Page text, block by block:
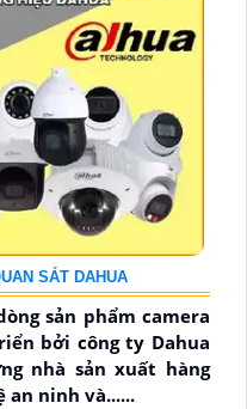
SÁT DAHUA
sản phẩm camera
bởi công ty Dahua
nhà sản xuất hàng
an ninh và......